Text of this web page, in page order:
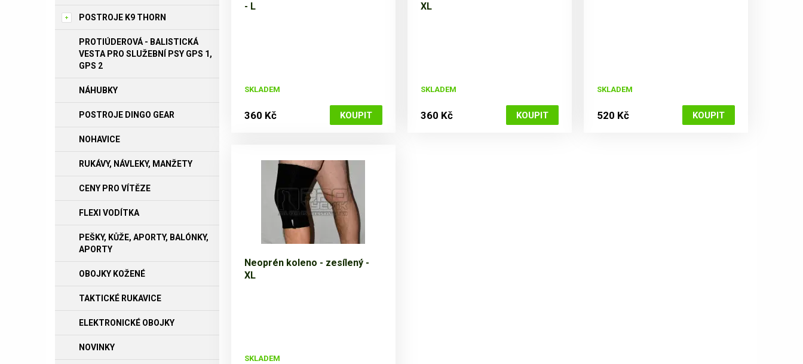
POSTROJE K9 THORN
PROTIÚDEROVÁ - BALISTICKÁ
VESTA PRO SLUŽEBNÍ PSY GPS 1,
GPS 2
NÁHUBKY
POSTROJE DINGO GEAR
NOHAVICE
RUKÁVY, NÁVLEKY, MANŽETY
CENY PRO VÍTĚZE
FLEXI VODÍTKA
PEŠKY, KŮŽE, APORTY, BALÓNKY,
APORTY
OBOJKY KOŽENÉ
TAKTICKÉ RUKAVICE
ELEKTRONICKÉ OBOJKY
NOVINKY
- L
SKLADEM
360 Kč
XL
SKLADEM
360 Kč
SKLADEM
520 Kč
Neoprén koleno - zesílený -
XL
SKLADEM